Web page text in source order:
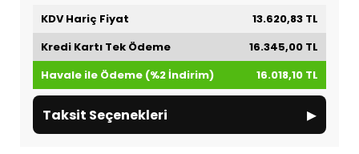
KDV Hariç Fiyat
13.620,83 TL
Kredi Kartı Tek Ödeme
16.345,00 TL
Havale ile Ödeme (%2 İndirim)
16.018,10 TL
Taksit Seçenekleri ▸